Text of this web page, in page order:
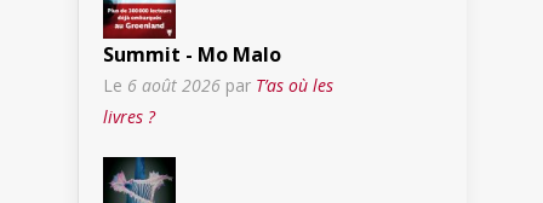
Summit - Mo Malo
Le 6 août 2026 par T’as où les
livres ?